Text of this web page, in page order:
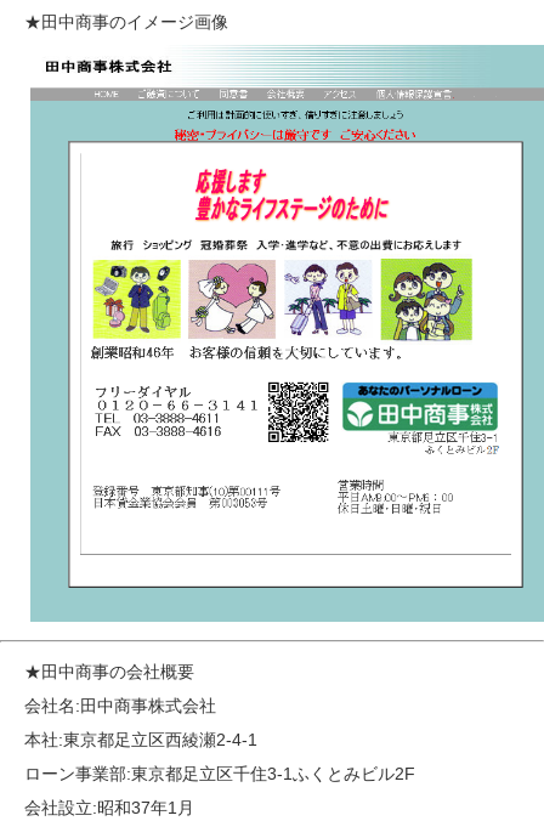
★田中商事のイメージ画像
★田中商事の会社概要
会社名:田中商事株式会社
本社:東京都足立区西綾瀬2-4-1
ローン事業部:東京都足立区千住3-1ふくとみビル2F
会社設立:昭和37年1月